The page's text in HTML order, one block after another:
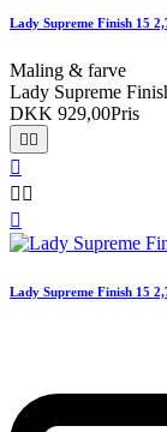
Lady Supreme Finish 15
Maling & farve
Lady Supreme
DKK 929,00Pris
 

 

Lady Supreme Finish 15